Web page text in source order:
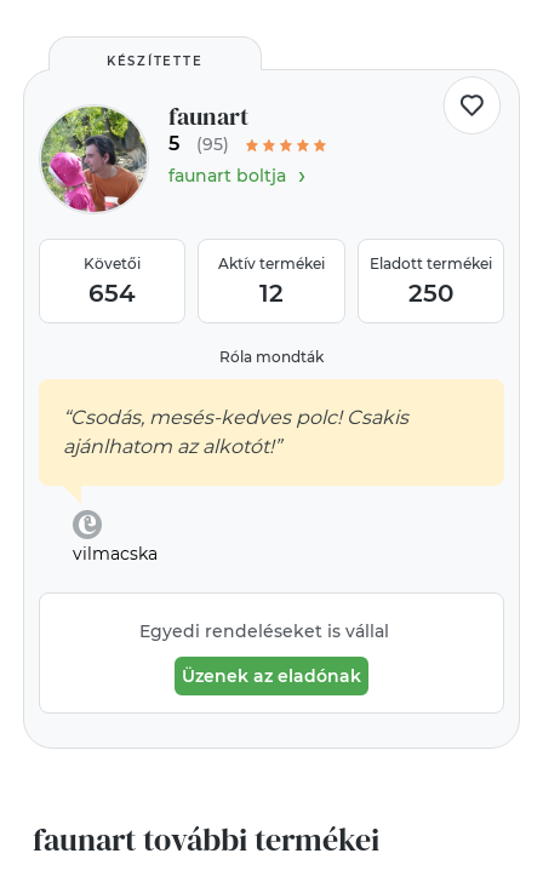
KÉSZÍTETTE
faunart
5
(95)
faunart boltja›
Követői
654
Aktív termékei
12
Eladott termékei
250
Róla mondták
“Csodás, mesés-kedves polc! Csakis
ajánlhatom az alkotót!”
vilmacska
Egyedi rendeléseket is vállal
Üzenek az eladónak
faunart további termékei